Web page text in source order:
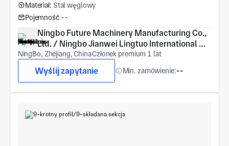
Materiał: Stal węglowy
Pojemność --
Ningbo Future Machinery Manufacturing Co.,
Ltd. / Ningbo Jianwei Lingtuo International
Trade Co., Ltd.
NingBo, Zhejiang, ChinaCzłonek premium 1 lat
Wyślij zapytanie Min. zamówienie:--